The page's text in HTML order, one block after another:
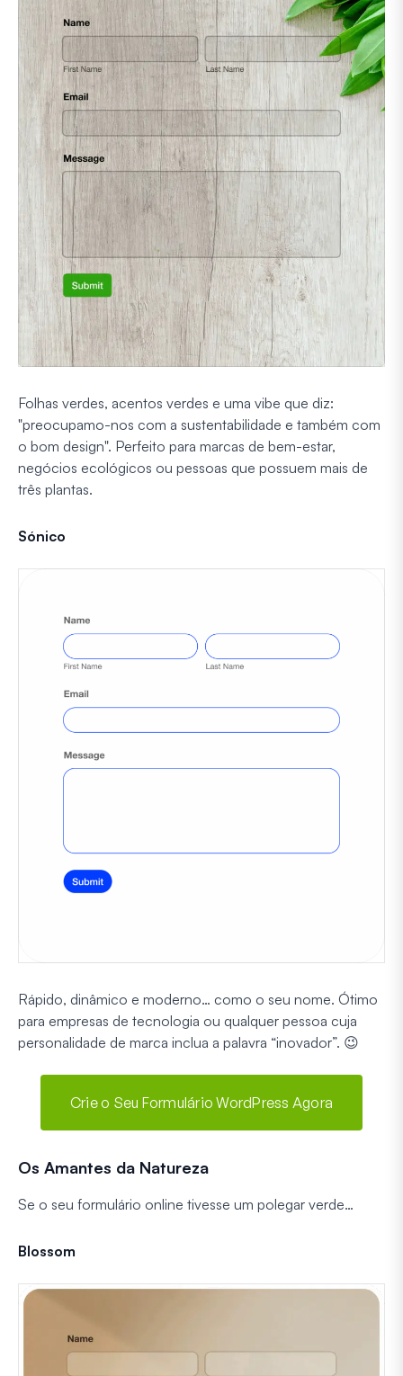
Folhas verdes, acentos verdes e uma vibe que diz:
"preocupamo-nos com a sustentabilidade e também com
o bom design". Perfeito para marcas de bem-estar,
negócios ecológicos ou pessoas que possuem mais de
três plantas.
Sónico
Rápido, dinâmico e moderno… como o seu nome. Ótimo
para empresas de tecnologia ou qualquer pessoa cuja
personalidade de marca inclua a palavra “inovador”. 😉
Crie o Seu Formulário WordPress Agora
Os Amantes da Natureza
Se o seu formulário online tivesse um polegar verde…
Blossom